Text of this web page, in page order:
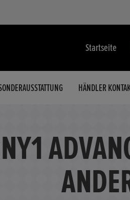
Startseite
HÄNDLER